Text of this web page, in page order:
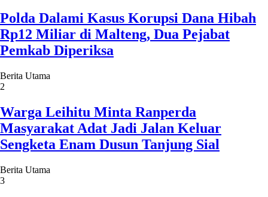
Polda Dalami Kasus Korupsi Dana Hibah
Rp12 Miliar di Malteng, Dua Pejabat
Pemkab Diperiksa
Berita Utama
2
Warga Leihitu Minta Ranperda
Masyarakat Adat Jadi Jalan Keluar
Sengketa Enam Dusun Tanjung Sial
Berita Utama
3